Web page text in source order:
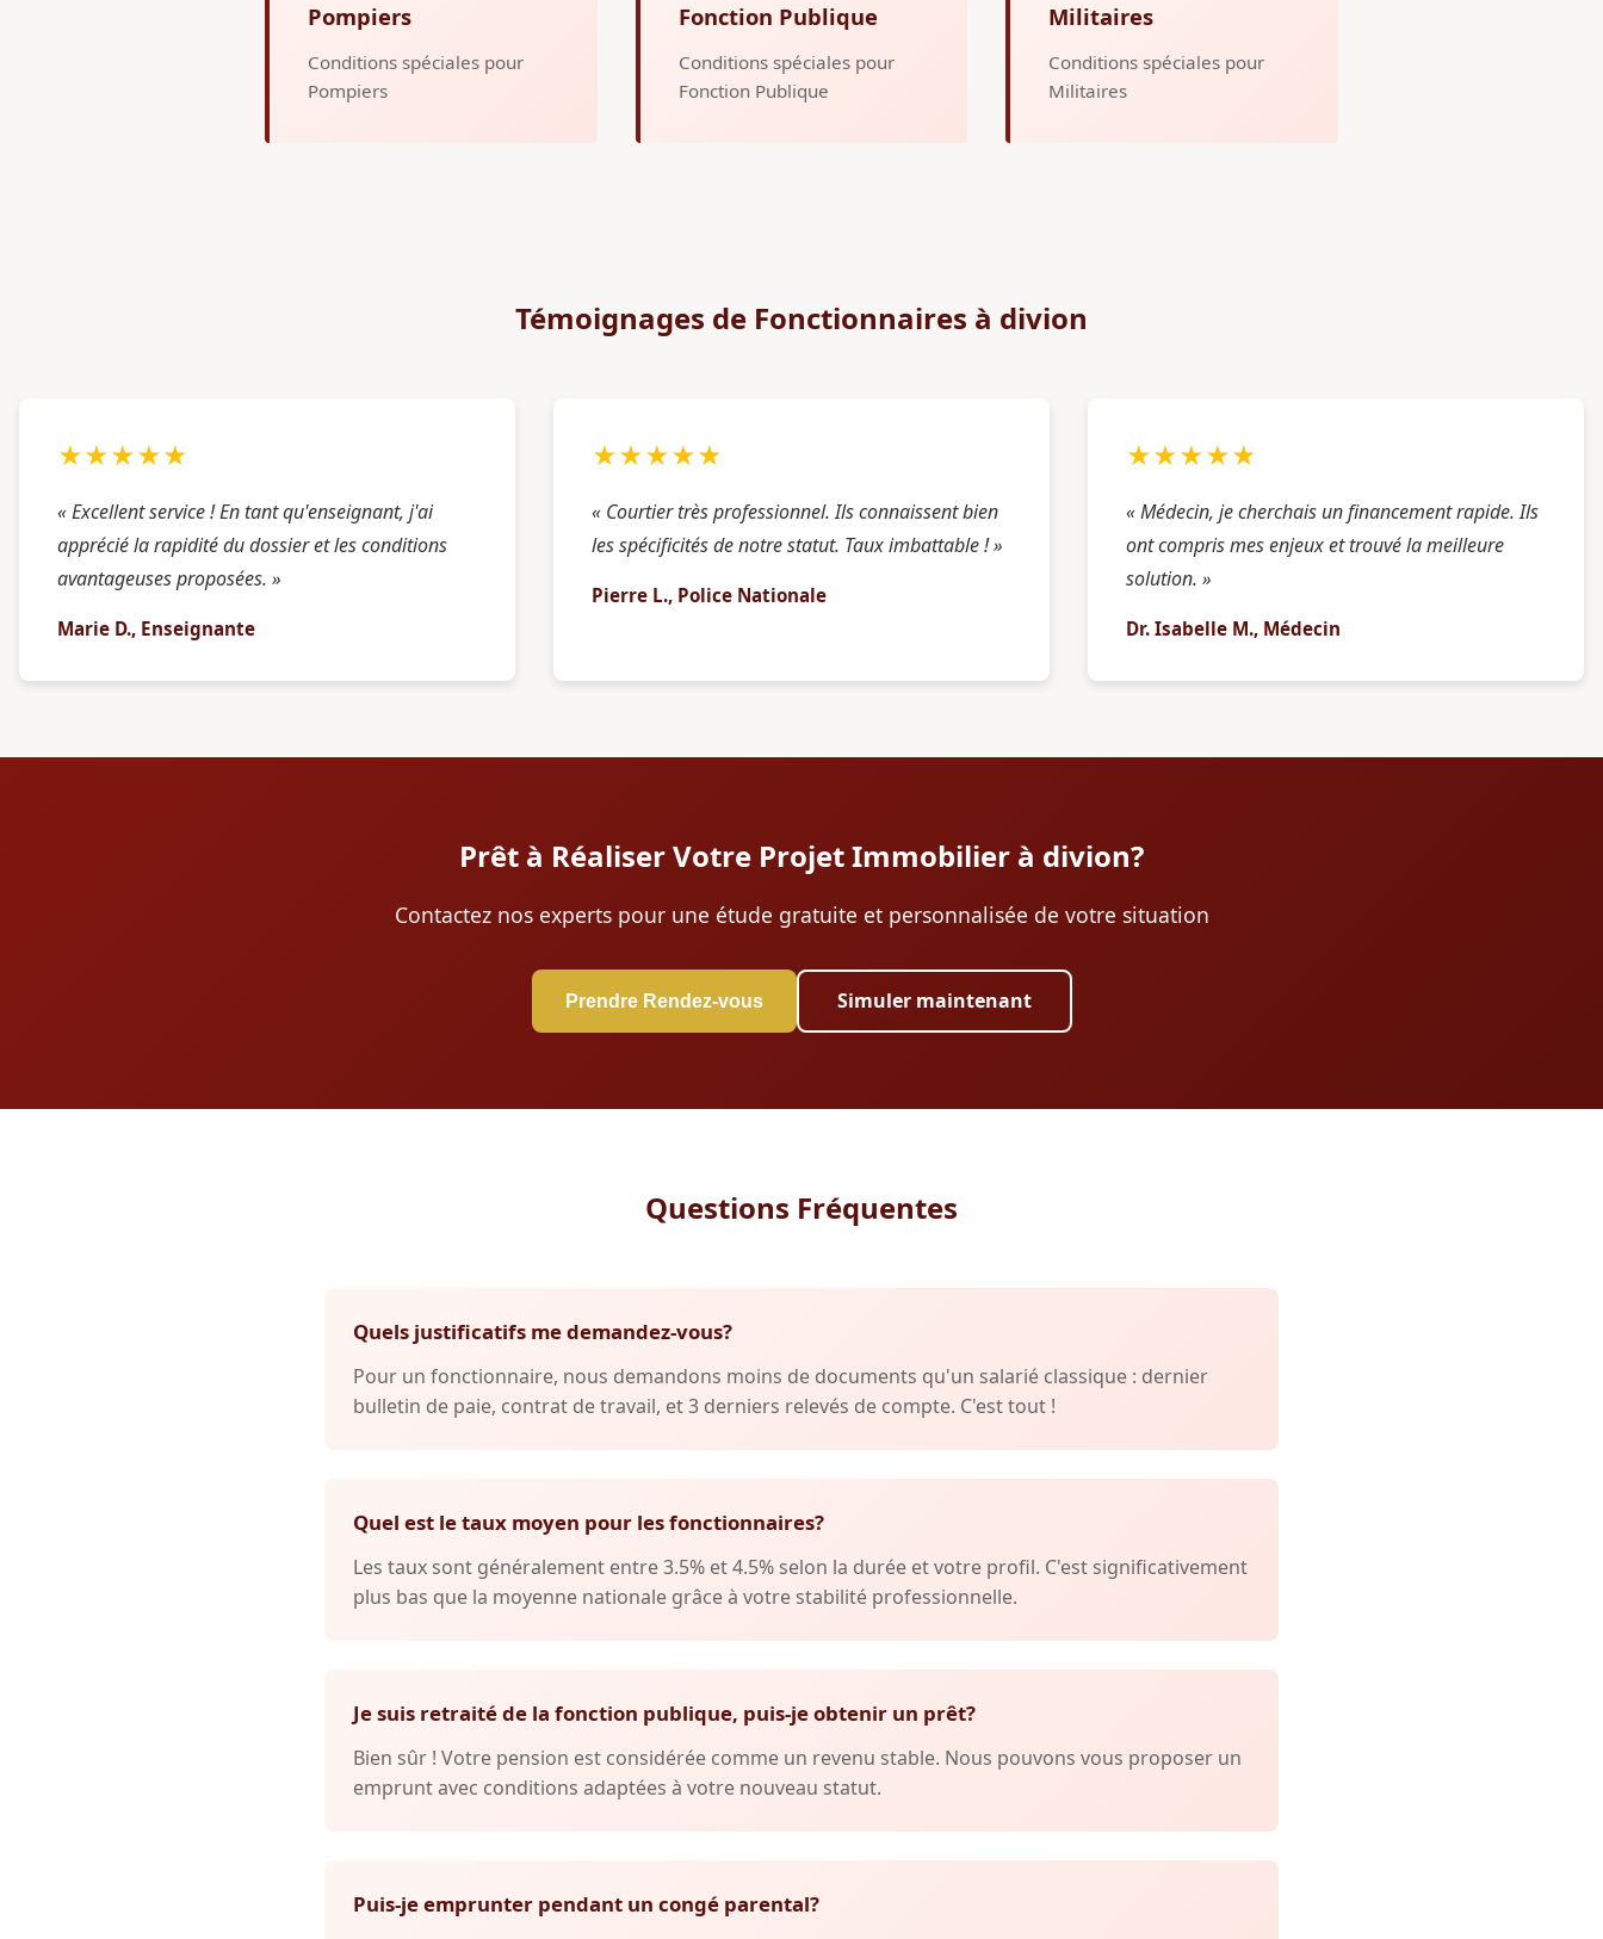
Pompiers
Conditions spéciales pour
Pompiers
Fonction Publique
Conditions spéciales pour
Fonction Publique
Militaires
Conditions spéciales pour
Militaires
Témoignages de Fonctionnaires à divion
★★★★★
« Excellent service ! En tant qu'enseignant, j'ai
apprécié la rapidité du dossier et les conditions
avantageuses proposées. »
Marie D., Enseignante
★★★★★
« Courtier très professionnel. Ils connaissent bien
les spécificités de notre statut. Taux imbattable ! »
Pierre L., Police Nationale
★★★★★
« Médecin, je cherchais un financement rapide. Ils
ont compris mes enjeux et trouvé la meilleure
solution. »
Dr. Isabelle M., Médecin
Prêt à Réaliser Votre Projet Immobilier à divion?
Contactez nos experts pour une étude gratuite et personnalisée de votre situation
Prendre Rendez-vous Simuler maintenant
Questions Fréquentes
Quels justificatifs me demandez-vous?
Pour un fonctionnaire, nous demandons moins de documents qu'un salarié classique : dernier
bulletin de paie, contrat de travail, et 3 derniers relevés de compte. C'est tout !
Quel est le taux moyen pour les fonctionnaires?
Les taux sont généralement entre 3.5% et 4.5% selon la durée et votre profil. C'est significativement
plus bas que la moyenne nationale grâce à votre stabilité professionnelle.
Je suis retraité de la fonction publique, puis-je obtenir un prêt?
Bien sûr ! Votre pension est considérée comme un revenu stable. Nous pouvons vous proposer un
emprunt avec conditions adaptées à votre nouveau statut.
Puis-je emprunter pendant un congé parental?